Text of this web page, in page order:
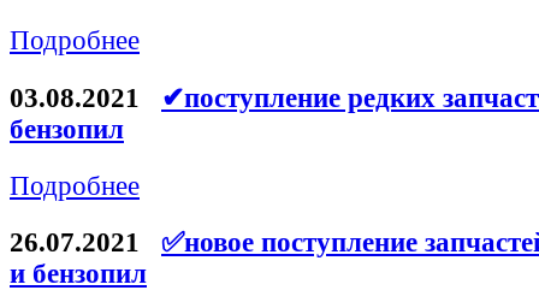
Ремни для электроинструмента
Подробнее
03.08.2021
✔поступление редких
бензопил
Подробнее
26.07.2021
✅новое поступление
и бензопил